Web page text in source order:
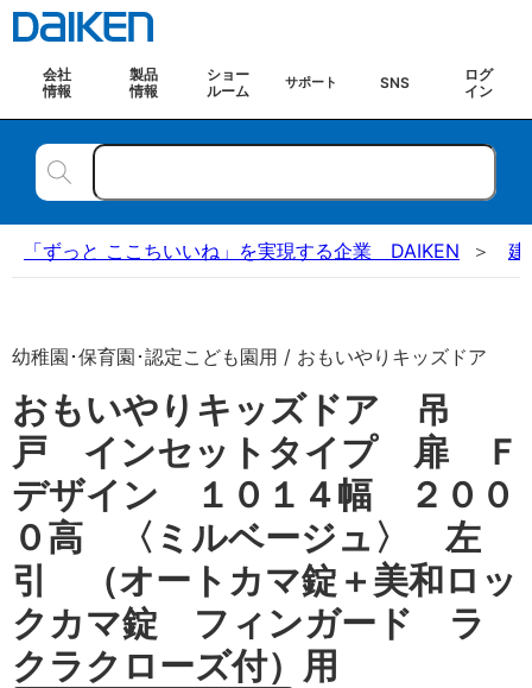
会社
情報
製品
情報
ショー
ルーム
サポート SNS
ログ
イン
「ずっと ここちいいね」を実現する企業 DAIKEN 建
幼稚園･保育園･認定こども園用 / おもいやりキッズドア
おもいやりキッズドア 吊
戸 インセットタイプ 扉 Ｆ
デザイン １０１４幅 ２００
０高 〈ミルベージュ〉 左
引 （オートカマ錠＋美和ロッ
クカマ錠 フィンガード ラ
クラクローズ付）用